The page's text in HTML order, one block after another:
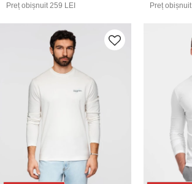
Preț obișnuit 259 LEI Preț obișnuit